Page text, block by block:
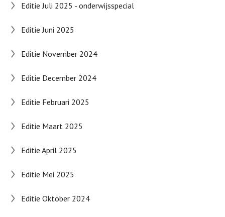
Editie Juli 2025 - onderwijsspecial
Editie Juni 2025
Editie November 2024
Editie December 2024
Editie Februari 2025
Editie Maart 2025
Editie April 2025
Editie Mei 2025
Editie Oktober 2024